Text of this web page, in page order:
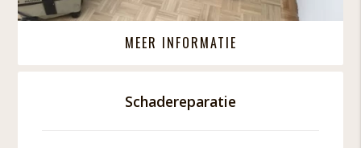
MEER INFORMATIE
Schadereparatie